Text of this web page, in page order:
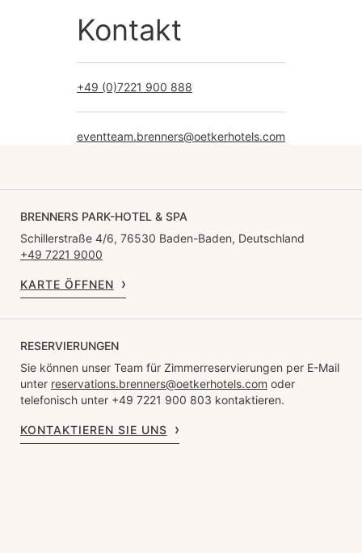
Kontakt
+49 (0)7221 900 888
eventteam.brenners@oetkerhotels.com
BRENNERS PARK-HOTEL & SPA
Schillerstraße 4/6, 76530 Baden-Baden, Deutschland
+49 7221 9000
KARTE ÖFFNEN
RESERVIERUNGEN
Sie können unser Team für Zimmerreservierungen per E-Mail
unter reservations.brenners@oetkerhotels.com oder
telefonisch unter +49 7221 900 803 kontaktieren.
KONTAKTIEREN SIE UNS